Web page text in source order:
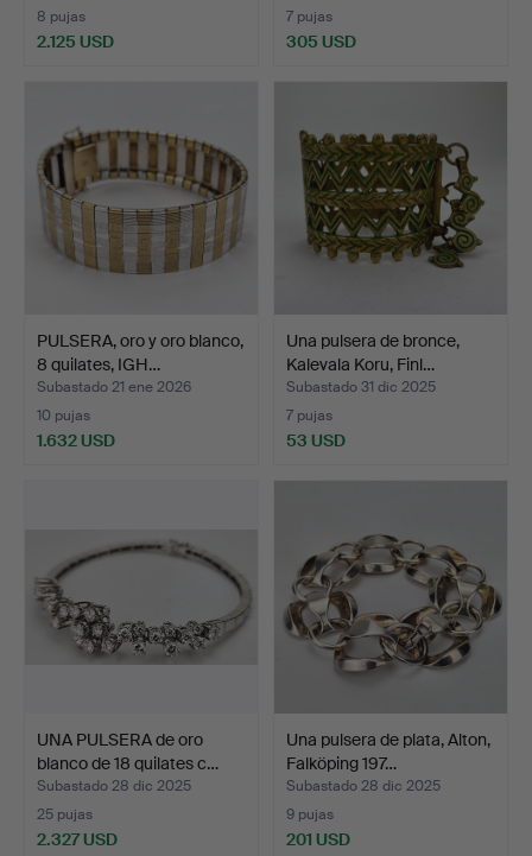
8 pujas
2.125 USD
7 pujas
305 USD
PULSERA, oro y oro blanco,
8 quilates, IGH…
Subastado 21 ene 2026
10 pujas
1.632 USD
Una pulsera de bronce,
Kalevala Koru, Finl…
Subastado 31 dic 2025
7 pujas
53 USD
UNA PULSERA de oro
blanco de 18 quilates c…
Subastado 28 dic 2025
25 pujas
2.327 USD
Una pulsera de plata, Alton,
Falköping 197…
Subastado 28 dic 2025
9 pujas
201 USD